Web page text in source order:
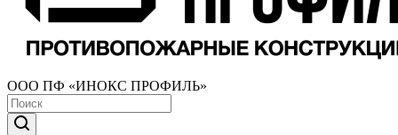
ООО ПФ «ИНОКС ПРОФИЛЬ»